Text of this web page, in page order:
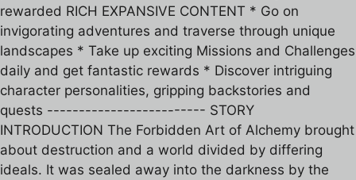
rewarded RICH EXPANSIVE CONTENT * Go on
invigorating adventures and traverse through unique
landscapes * Take up exciting Missions and Challenges
daily and get fantastic rewards * Discover intriguing
character personalities, gripping backstories and
quests ------------------------- STORY
INTRODUCTION The Forbidden Art of Alchemy brought
about destruction and a world divided by differing
ideals. It was sealed away into the darkness by the